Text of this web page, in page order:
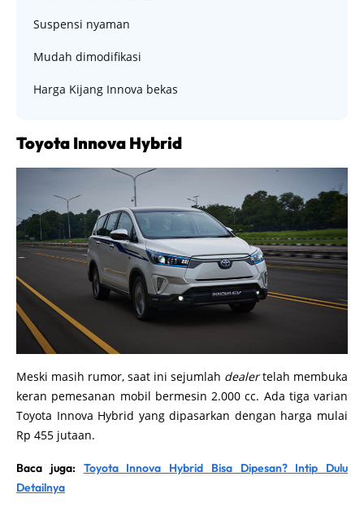
Suspensi nyaman
Mudah dimodifikasi
Harga Kijang Innova bekas
Toyota Innova Hybrid
Meski masih rumor, saat ini sejumlah dealertelah membuka
keran pemesanan mobil bermesin 2.000 cc. Ada tiga varian
Toyota Innova Hybrid yang dipasarkan dengan harga mulai
Rp 455 jutaan.
Baca juga: Toyota Innova Hybrid Bisa Dipesan? Intip Dulu
Detailnya